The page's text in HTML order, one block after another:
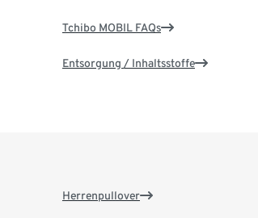
Tchibo MOBIL FAQs
Entsorgung / Inhaltsstoffe
Herrenpullover